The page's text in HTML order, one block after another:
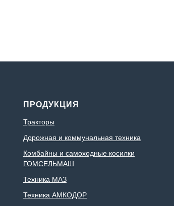
ПРОДУКЦИЯ
Тракторы
Дорожная и коммунальная техника
Комбайны и самоходные косилки
ГОМСЕЛЬМАШ
Техника МАЗ
Техника АМКОДОР